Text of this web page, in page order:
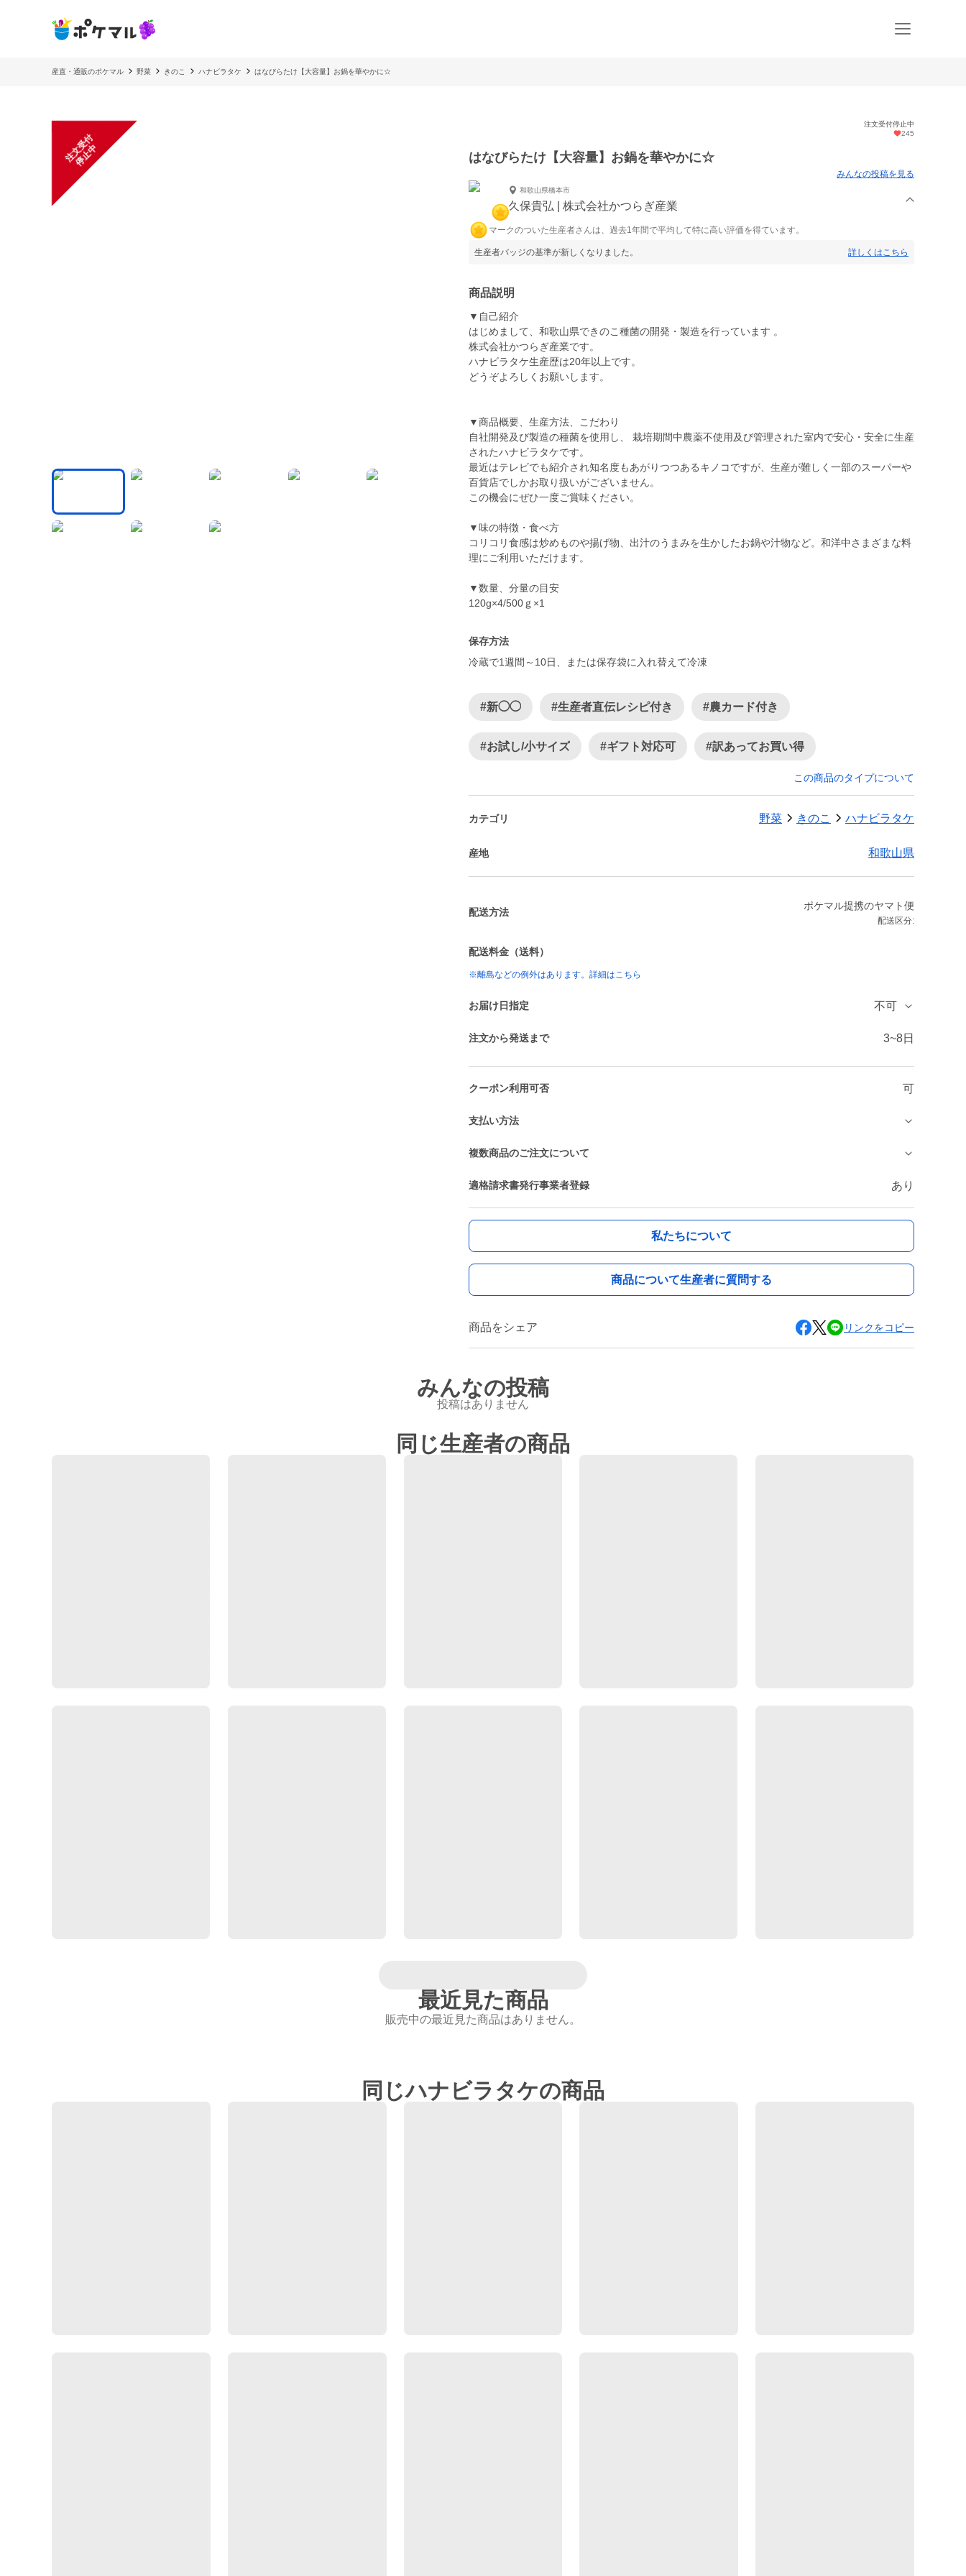
産直・通販のポケマル 野菜 きのこ ハナビラタケ はなびらたけ【大容量】お鍋を華やかに☆
注
文
受
付
停
止
中
注文受付停止中
245
はなびらたけ【大容量】お鍋を華やかに☆
みんなの投稿を見る
和歌山県橋本市
久保貴弘 | 株式会社かつらぎ産業
マークのついた生産者さんは、過去1年間で平均して特に高い評価を得ています。
生産者バッジの基準が新しくなりました。 詳しくはこちら
商品説明
▼自己紹介
はじめまして、和歌山県できのこ種菌の開発・製造を行っています 。
株式会社かつらぎ産業です。
ハナビラタケ生産歴は20年以上です。
どうぞよろしくお願いします。
▼商品概要、生産方法、こだわり
自社開発及び製造の種菌を使用し、 栽培期間中農薬不使用及び管理された室内で安心・安全に生産
されたハナビラタケです。
最近はテレビでも紹介され知名度もあがりつつあるキノコですが、生産が難しく一部のスーパーや
百貨店でしかお取り扱いがございません。
この機会にぜひ一度ご賞味ください。
▼味の特徴・食べ方
コリコリ食感は炒めものや揚げ物、出汁のうまみを生かしたお鍋や汁物など。和洋中さまざまな料
理にご利用いただけます。
▼数量、分量の目安
120g×4/500ｇ×1
保存方法
#新◯◯ #生産者直伝レシピ付き #農カード付き
#お試し/小サイズ #ギフト対応可 #訳あってお買い得
この商品のタイプについて
カテゴリ 野菜 きのこ ハナビラタケ
産地 和歌山県
配送方法
ポケマル提携のヤマト便
配送区分:
配送料金（送料）
※離島などの例外はあります。詳細はこちら
お届け日指定 不可
注文から発送まで 3~8日
クーポン利用可否 可
支払い方法
複数商品のご注文について
適格請求書発行事業者登録 あり
私たちについて
商品について生産者に質問する
商品をシェア リンクをコピー
みんなの投稿
投稿はありません
同じ生産者の商品
最近見た商品
販売中の最近見た商品はありません。
同じハナビラタケの商品